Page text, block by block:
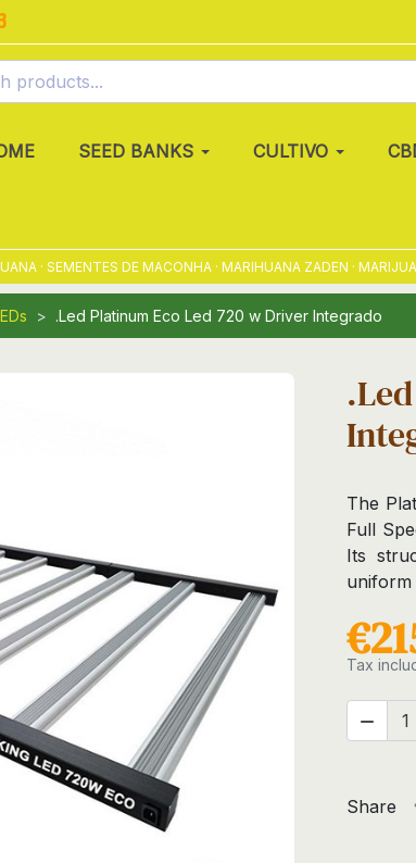
SEED BANKS CULTIVO
DE MACONHA · MARIHUANA ZADEN ·
.Led Platinum Eco Led 720 w Driver Integrado
The
Full
Its
uniform
Tax

Share